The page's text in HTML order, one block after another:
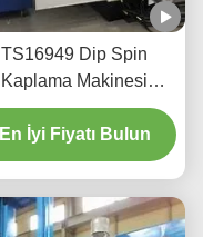
TS16949 Dip Spin
Kaplama Makinesi
Uzaktan İzleme
En İyi Fiyatı Bulun